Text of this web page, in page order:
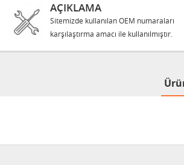
AÇIKLAMA
Sitemizde kullanılan OEM numaraları
karşılaştırma amacı ile kullanılmıştır.